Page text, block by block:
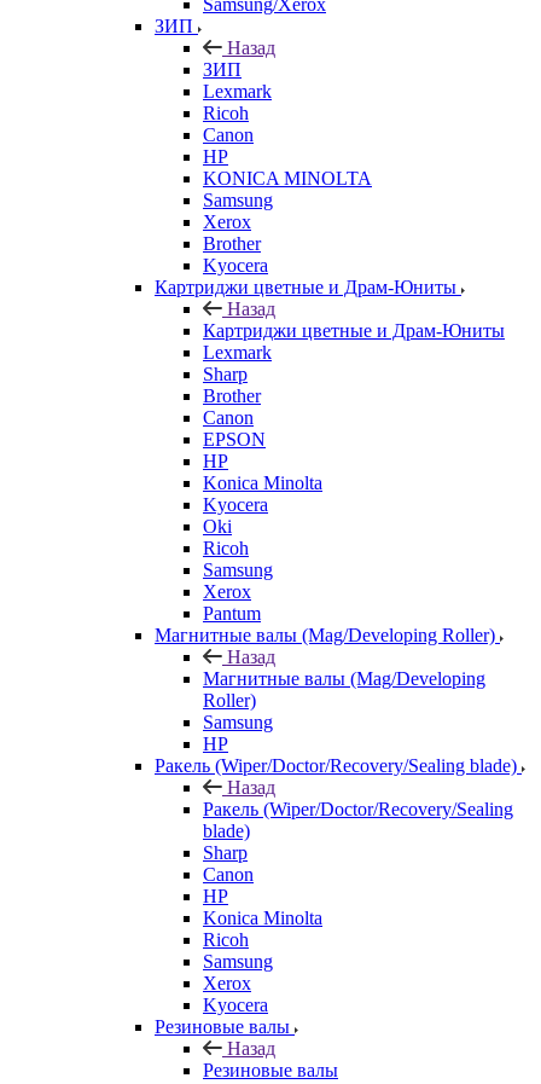
Samsung/Xerox
ЗИП
Назад
ЗИП
Lexmark
Ricoh
Canon
HP
KONICA MINOLTA
Samsung
Xerox
Brother
Kyocera
Картриджи цветные и Драм-Юниты
Назад
Картриджи цветные и Драм-Юниты
Lexmark
Sharp
Brother
Canon
EPSON
HP
Konica Minolta
Kyocera
Oki
Ricoh
Samsung
Xerox
Pantum
Магнитные валы (Mag/Developing Roller)
Назад
Магнитные валы (Mag/Developing
Roller)
Samsung
HP
Ракель (Wiper/Doctor/Recovery/Sealing blade)
Назад
Ракель (Wiper/Doctor/Recovery/Sealing
blade)
Sharp
Canon
HP
Konica Minolta
Ricoh
Samsung
Xerox
Kyocera
Резиновые валы
Назад
Резиновые валы